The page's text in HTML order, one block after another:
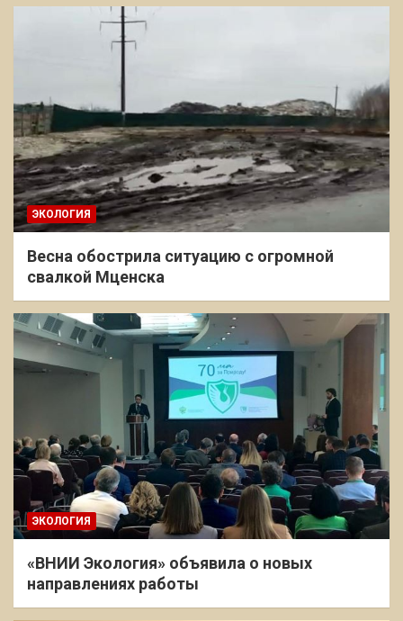
ЭКОЛОГИЯ
Весна обострила ситуацию с огромной
свалкой Мценска
ЭКОЛОГИЯ
«ВНИИ Экология» объявила о новых
направлениях работы